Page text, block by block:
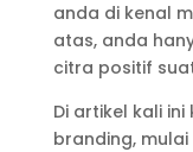
anda di kenal
atas, anda
citra positif
Di artikel kali
branding,